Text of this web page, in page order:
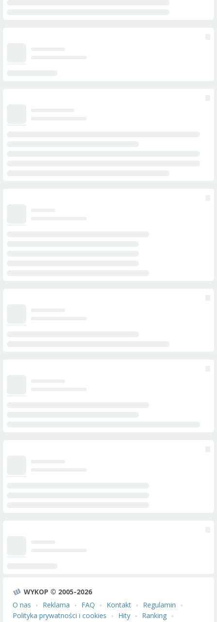
WYKOP © 2005-2026
O nas
Reklama FAQ Kontakt
Regulamin
Polityka prywatności i cookies
Hity
Ranking